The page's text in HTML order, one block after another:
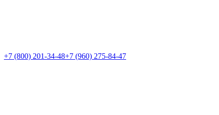
+7 (800) 201-34-48+7 (960) 275-84-47